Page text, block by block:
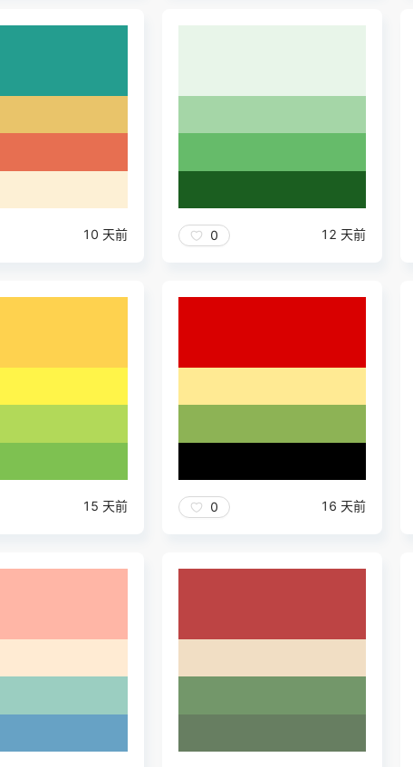
10 天前 0 12 天前
15 天前 0 16 天前